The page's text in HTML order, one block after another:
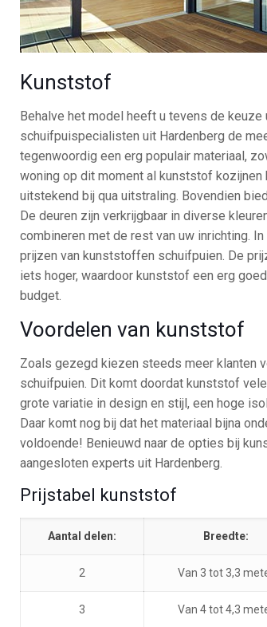
Kunststof
Behalve het model heeft u tevens de
schuifpuispecialisten uit Hardenberg de
tegenwoordig een erg populair materiaal,
woning op dit moment al kunststof
uitstekend bij qua uitstraling. Bovendien
De deuren zijn verkrijgbaar in diverse
combineren met de rest van uw inrichting.
prijzen van kunststoffen schuifpuien. De
iets hoger, waardoor kunststof een erg
budget.
Voordelen van kunststof
Zoals gezegd kiezen steeds meer klanten
schuifpuien. Dit komt doordat kunststof
grote variatie in design en stijl, een hoge
Daar komt nog bij dat het materiaal bijna
voldoende! Benieuwd naar de opties bij
aangesloten experts uit Hardenberg.
Prijstabel kunststof
Aantal delen: Breedte:
2 Van 3 tot 3,3
3 Van 4 tot 4,3